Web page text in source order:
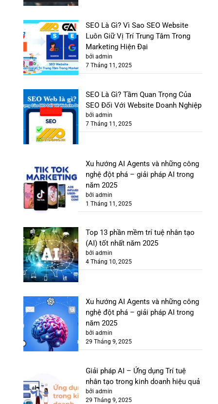
SEO Là Gì? Vì Sao SEO Website
Luôn Giữ Vị Trí Trung Tâm Trong
Marketing Hiện Đại
bởi admin
7 Tháng 11, 2025
SEO Là Gì? Tầm Quan Trọng Của
SEO Đối Với Website Doanh Nghiệp
bởi admin
7 Tháng 11, 2025
Xu hướng AI Agents và những công
nghệ đột phá – giải pháp AI trong
năm 2025
bởi admin
1 Tháng 11, 2025
Top 13 phần mềm trí tuệ nhân tạo
(AI) tốt nhất năm 2025
bởi admin
4 Tháng 10, 2025
Xu hướng AI Agents và những công
nghệ đột phá – giải pháp AI trong
năm 2025
bởi admin
29 Tháng 9, 2025
Giải pháp AI – Ứng dụng Trí tuệ
nhân tạo trong kinh doanh hiệu quả
bởi admin
29 Tháng 9, 2025